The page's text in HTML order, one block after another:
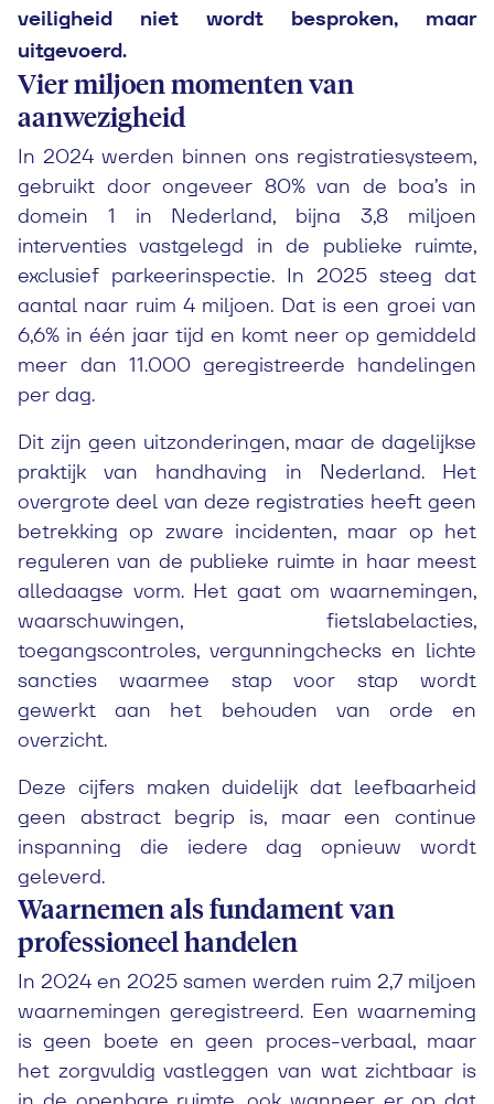
veiligheid niet wordt besproken, maar
uitgevoerd.
Vier miljoen momenten van
aanwezigheid
In 2024 werden binnen ons registratiesysteem,
gebruikt door ongeveer 80% van de boa’s in
domein 1 in Nederland, bijna 3,8 miljoen
interventies vastgelegd in de publieke ruimte,
exclusief parkeerinspectie. In 2025 steeg dat
aantal naar ruim 4 miljoen. Dat is een groei van
6,6% in één jaar tijd en komt neer op gemiddeld
meer dan 11.000 geregistreerde handelingen
per dag.
Dit zijn geen uitzonderingen, maar de dagelijkse
praktijk van handhaving in Nederland. Het
overgrote deel van deze registraties heeft geen
betrekking op zware incidenten, maar op het
reguleren van de publieke ruimte in haar meest
alledaagse vorm. Het gaat om waarnemingen,
waarschuwingen, fietslabelacties,
toegangscontroles, vergunningchecks en lichte
sancties waarmee stap voor stap wordt
gewerkt aan het behouden van orde en
overzicht.
Deze cijfers maken duidelijk dat leefbaarheid
geen abstract begrip is, maar een continue
inspanning die iedere dag opnieuw wordt
geleverd.
Waarnemen als fundament van
professioneel handelen
In 2024 en 2025 samen werden ruim 2,7 miljoen
waarnemingen geregistreerd. Een waarneming
is geen boete en geen proces-verbaal, maar
het zorgvuldig vastleggen van wat zichtbaar is